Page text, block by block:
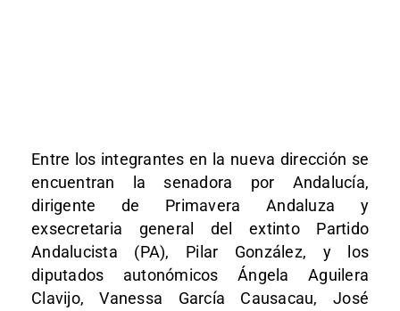
Entre los integrantes en la nueva dirección se
encuentran la senadora por Andalucía,
dirigente de Primavera Andaluza y
exsecretaria general del extinto Partido
Andalucista (PA), Pilar González, y los
diputados autonómicos Ángela Aguilera
Clavijo, Vanessa García Causacau, José